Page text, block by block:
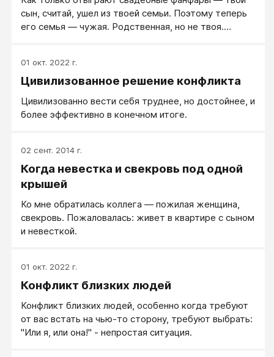
сын, считай, ушел из твоей семьи. Поэтому теперь
его семья — чужая. Родственная, но не твоя.
01 окт. 2022 г.
Цивилизованное решение конфликта
Цивилизованно вести себя труднее, но достойнее, и
более эффективно в конечном итоге.
02 сент. 2014 г.
Когда невестка и свекровь под одной
крышей
Ко мне обратилась коллега — пожилая женщина,
свекровь. Пожаловалась: живет в квартире с сыном
и невесткой.
01 окт. 2022 г.
Конфликт близких людей
Конфликт близких людей, особенно когда требуют
от вас встать на чью-то сторону, требуют выбрать:
"Или я, или она!" - непростая ситуация.